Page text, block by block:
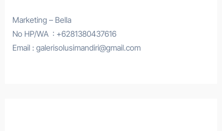
Marketing – Bella
No HP/WA : +6281380437616
Email : galerisolusimandiri@gmail.com